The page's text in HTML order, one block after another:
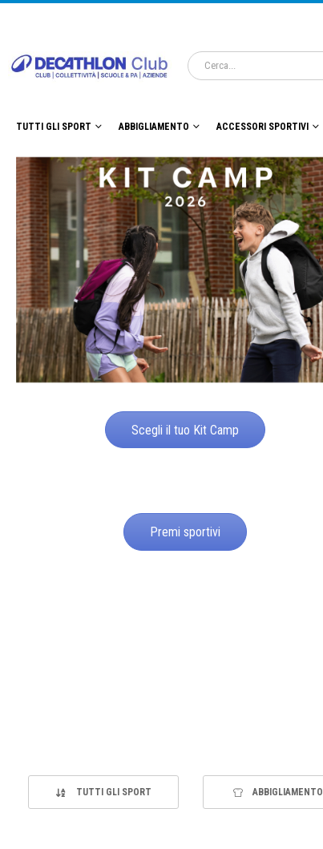
TUTTI GLI SPORT ABBIGLIAMENTO ACCESSORI SPORTIVI
Scegli il tuo Kit Camp
Premi sportivi
TUTTI GLI SPORT ABBIGLIAMENTO